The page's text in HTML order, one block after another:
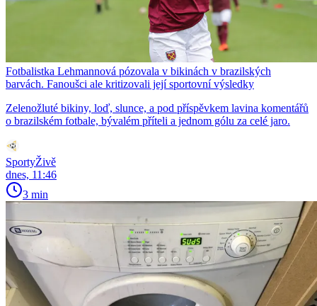
Fotbalistka Lehmannová pózovala v bikinách v brazilských
barvách. Fanoušci ale kritizovali její sportovní výsledky
Zelenožluté bikiny, loď, slunce, a pod příspěvkem lavina komentářů
o brazilském fotbale, bývalém příteli a jednom gólu za celé jaro.
SportyŽivě
dnes, 11:46
3 min